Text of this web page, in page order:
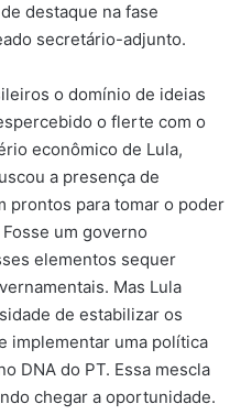
destaque na fase
secretário-adjunto.
o domínio de ideias
o flerte com o
econômico de Lula,
a presença de
prontos para tomar o poder
um governo
elementos sequer
Mas Lula
de estabilizar os
implementar uma política
DNA do PT. Essa mescla
chegar a oportunidade.